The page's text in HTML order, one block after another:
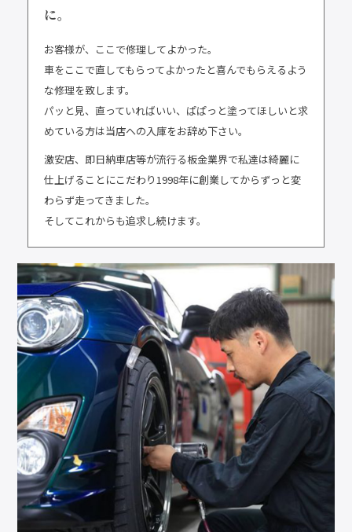
に。
お客様が、ここで修理してよかった。
車をここで直してもらってよかったと喜んでもらえるよう
な修理を致します。
パッと見、直っていればいい、ぱぱっと塗ってほしいと求
めている方は当店への入庫をお辞め下さい。
激安店、即日納車店等が流行る板金業界で私達は綺麗に
仕上げることにこだわり1998年に創業してからずっと変
わらず走ってきました。
そしてこれからも追求し続けます。